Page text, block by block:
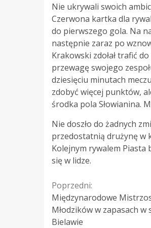
Nie ukrywali swoich
Czerwona kartka dla
do pierwszego gola. Na
następnie zaraz po
Krakowski zdołał trafić
przewagę swojego
dziesięciu minutach
zdobyć więcej punktów,
środka pola Słowianina.
Nie doszło do żadnych
przedostatnią drużynę w
Kolejnym rywalem Piasta
się w lidze.
Continue
Reading
Poprzedni:
Międzynarodowe
Młodzików w zapasach
Bielawie